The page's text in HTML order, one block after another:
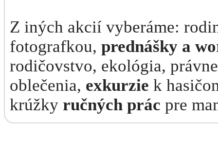
Z iných akcií vyberáme:
fotografkou, prednášky a
rodičovstvo, ekológia,
oblečenia, exkurzie k
krúžky ručných prác pre